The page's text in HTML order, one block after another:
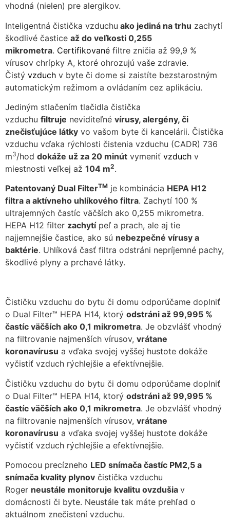
vhodná (nielen) pre alergikov.
Inteligentná čistička vzduchu ako jediná na trhu zachytí
škodlivé častice až do veľkosti 0,255
mikrometra. Certifikované filtre zničia až 99,9 %
vírusov chrípky A, ktoré ohrozujú vaše zdravie.
Čistý vzduch v byte či dome si zaistíte bezstarostným
automatickým režimom a ovládaním cez aplikáciu.
Jediným stlačením tlačidla čistička
vzduchu filtruje neviditeľné vírusy, alergény, či
znečisťujúce látky vo vašom byte či kancelárii. Čistička
vzduchu vďaka rýchlosti čistenia vzduchu (CADR) 736
m3/hod dokáže už za 20 minút vymeniť vzduch v
miestnosti veľkej až 104 m2.
Patentovaný Dual FilterTM je kombinácia HEPA H12
filtra a aktívneho uhlíkového filtra. Zachytí 100 %
ultrajemných častíc väčších ako 0,255 mikrometra.
HEPA H12 filter zachytípeľ a prach, ale aj tie
najjemnejšie častice, ako sú nebezpečné vírusy a
baktérie. Uhlíková časť filtra odstráni nepríjemné pachy,
škodlivé plyny a prchavé látky.
Čističku vzduchu do bytu či domu odporúčame doplniť
o Dual Filter™ HEPA H14, ktorý odstráni až 99,995 %
častíc väčších ako 0,1 mikrometra. Je obzvlášť vhodný
na filtrovanie najmenších vírusov, vrátane
koronavírusu a vďaka svojej vyššej hustote dokáže
vyčistiť vzduch rýchlejšie a efektívnejšie.
Čističku vzduchu do bytu či domu odporúčame doplniť
o Dual Filter™ HEPA H14, ktorý odstráni až 99,995 %
častíc väčších ako 0,1 mikrometra. Je obzvlášť vhodný
na filtrovanie najmenších vírusov, vrátane
koronavírusu a vďaka svojej vyššej hustote dokáže
vyčistiť vzduch rýchlejšie a efektívnejšie.
Pomocou precízneho LED snímača častíc PM2,5 a
snímača kvality plynov čistička vzduchu
Roger neustále monitoruje kvalitu ovzdušia v
domácnosti či byte. Neustále tak máte prehľad o
aktuálnom znečistení vzduchu.
odmietnete,
niektoré
funkcie z
webovej
stránky
zmiznú.